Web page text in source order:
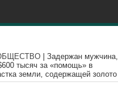
Задержан мужчина,
тысяч за «помощь» в
земли, содержащей золото